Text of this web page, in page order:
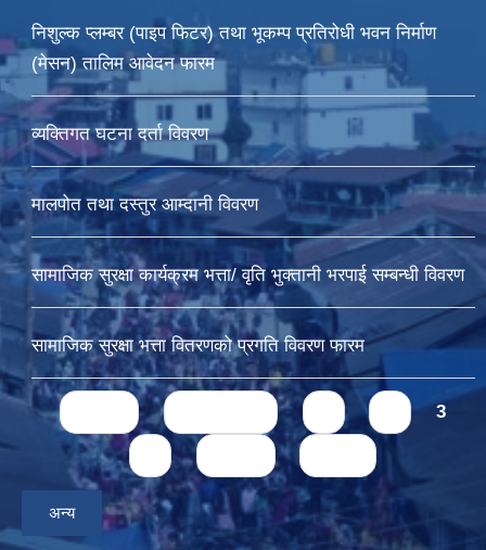
निशुल्क प्लम्बर (पाइप फिटर) तथा भूकम्प प्रतिरोधी भवन निर्माण
(मेसन) तालिम आवेदन फारम
व्यक्तिगत घटना दर्ता विवरण
मालपोत तथा दस्तुर आम्दानी विवरण
सामाजिक सुरक्षा कार्यक्रम भत्ता/ वृति भुक्तानी भरपाई सम्बन्धी विवरण
सामाजिक सुरक्षा भत्ता वितरणको प्रगति विवरण फारम
Pages 3
अन्य